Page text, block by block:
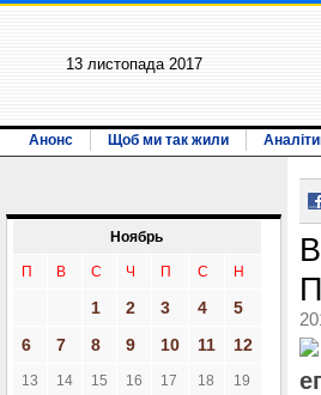
13 листопада 2017
Анонс Щоб ми так жили
Ноябрь
П В С Ч П С Н
1 2 3 4
5
6
7 8 9 10 11 12
13 14 15 16 17 18 19